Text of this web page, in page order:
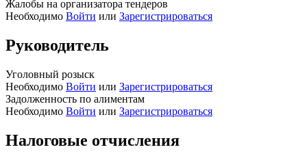
Жалобы на организатора тендеров
Необходимо Войти или Зарегистрироваться
Руководитель
Уголовный розыск
Необходимо Войти или Зарегистрироваться
Задолженность по алиментам
Необходимо Войти или Зарегистрироваться
Налоговые отчисления